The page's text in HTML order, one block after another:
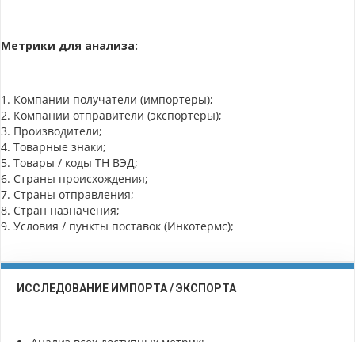
Метрики для анализа:
1. Компании получатели (импортеры);
2. Компании отправители (экспортеры);
3. Производители;
4. Товарные знаки;
5. Товары / коды ТН ВЭД;
6. Страны происхождения;
7. Страны отправления;
8. Стран назначения;
9. Условия / пункты поставок (Инкотермс);
ИССЛЕДОВАНИЕ ИМПОРТА / ЭКСПОРТА